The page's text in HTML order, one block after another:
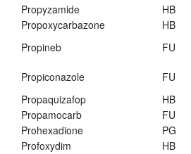
Propyzamide
HB
Propoxycarbazone
HB
Propineb
FU
Propiconazole
FU
Propaquizafop
HB
Propamocarb
FU
Prohexadione
PG
Profoxydim
HB